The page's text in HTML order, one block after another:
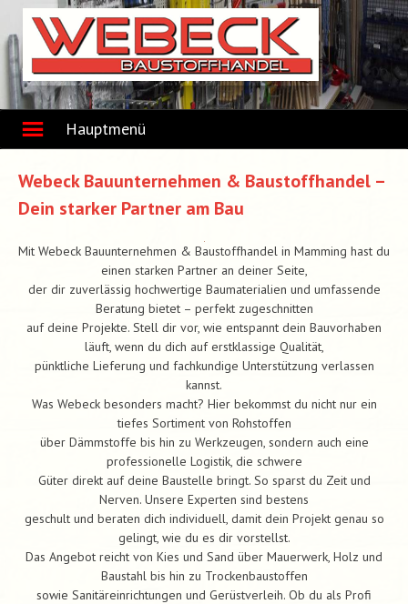
content
Hauptmenü
Webeck Bauunternehmen & Baustoffhandel –
Dein starker Partner am Bau
Mit Webeck Bauunternehmen & Baustoffhandel in Mamming hast du
einen starken Partner an deiner Seite,
der dir zuverlässig hochwertige Baumaterialien und umfassende
Beratung bietet – perfekt zugeschnitten
auf deine Projekte. Stell dir vor, wie entspannt dein Bauvorhaben
läuft, wenn du dich auf erstklassige Qualität,
pünktliche Lieferung und fachkundige Unterstützung verlassen
kannst.
Was Webeck besonders macht? Hier bekommst du nicht nur ein
tiefes Sortiment von Rohstoffen
über Dämmstoffe bis hin zu Werkzeugen, sondern auch eine
professionelle Logistik, die schwere
Güter direkt auf deine Baustelle bringt. So sparst du Zeit und
Nerven. Unsere Experten sind bestens
geschult und beraten dich individuell, damit dein Projekt genau so
gelingt, wie du es dir vorstellst.
Das Angebot reicht von Kies und Sand über Mauerwerk, Holz und
Baustahl bis hin zu Trockenbaustoffen
sowie Sanitäreinrichtungen und Gerüstverleih. Ob du als Profi